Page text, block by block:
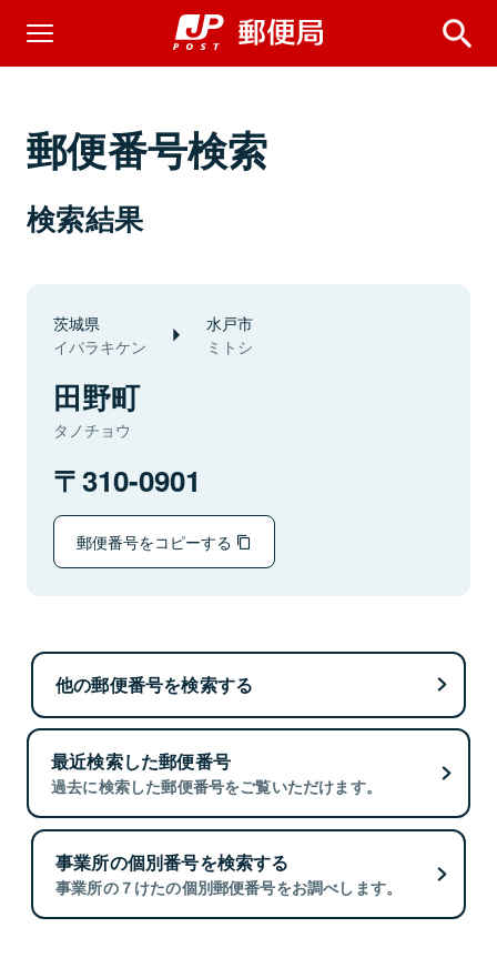
郵便番号検索
検索結果
茨城県
イバラキケン
水戸市
ミトシ
田野町
タノチョウ
310-0901
郵便番号をコピーする
他の郵便番号を検索する
最近検索した郵便番号
過去に検索した郵便番号をご覧いただけます。
事業所の個別番号を検索する
事業所の７けたの個別郵便番号をお調べします。